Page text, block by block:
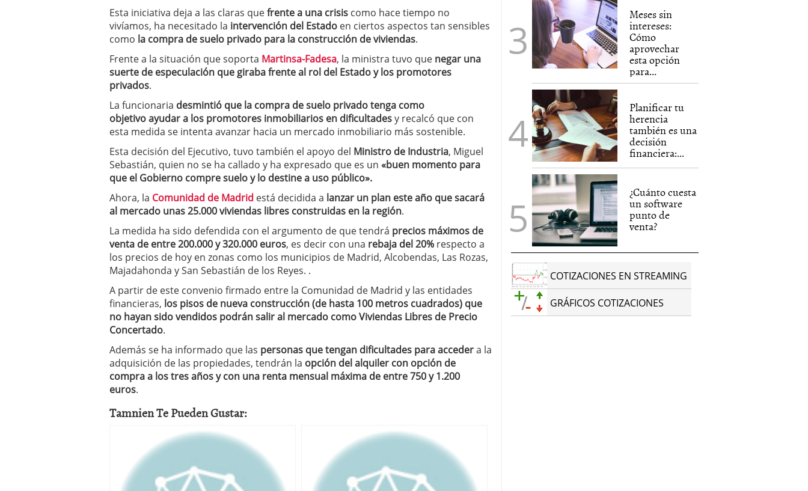
Esta iniciativa deja a las claras quefrente a una crisis como hace tiempo no
vivíamos, ha necesitado la intervención del Estado en ciertos aspectos tan sensibles
como la compra de suelo privado para la construcción de viviendas.
Frente a la situación que soporta Martinsa-Fadesa, la ministra tuvo que negar una
suerte de especulación que giraba frente al rol del Estado y los promotores
privados.
La funcionaria desmintió que la compra de suelo privado tenga como
objetivo ayudar a los promotores inmobiliarios en dificultadesy recalcó que con
esta medida se intenta avanzar hacia un mercado inmobiliario más sostenible.
Esta decisión del Ejecutivo, tuvo también el apoyo del Ministro de Industria, Miguel
Sebastián, quien no se ha callado y ha expresado que es un «buen momento para
que el Gobierno compre suelo y lo destine a uso público».
Ahora, la Comunidad de Madrid está decidida a lanzar un plan este año que sacará
al mercado unas 25.000 viviendas libres construidas en la región.
La medida ha sido defendida con el argumento de que tendrá precios máximos de
venta de entre 200.000 y 320.000 euros, es decir con una rebaja del 20% respecto a
los precios de hoy en zonas como los municipios de Madrid, Alcobendas, Las Rozas,
Majadahonda y San Sebastián de los Reyes. .
A partir de este convenio firmado entre la Comunidad de Madrid y las entidades
financieras, los pisos de nueva construcción (de hasta 100 metros cuadrados) que
no hayan sido vendidos podrán salir al mercado como Viviendas Libres de Precio
Concertado.
Además se ha informado que las personas que tengan dificultades para accedera la
adquisición de las propiedades, tendrán la opción del alquiler con opción de
compra a los tres años y con una renta mensual máxima de entre 750 y 1.200
euros.
Tamnien Te Pueden Gustar:
Meses sin
intereses:
Cómo
aprovechar
esta opción
para...
Planificar tu
herencia
también es una
decisión
financiera:...
¿Cuánto cuesta
un software
punto de
venta?
COTIZACIONES EN STREAMING
GRÁFICOS COTIZACIONES